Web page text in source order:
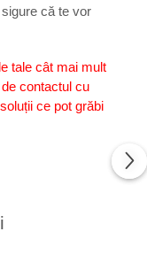
că te vor
tale cât mai mult
contactul cu
ce pot grăbi